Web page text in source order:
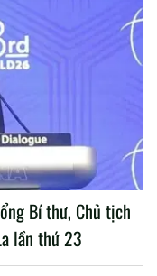
Bí thư, Chủ tịch
lần thứ 23